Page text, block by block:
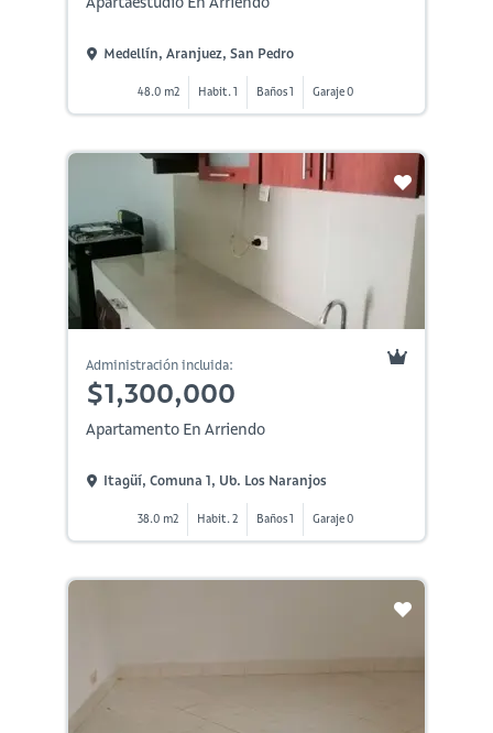
Medellín, Aranjuez, San Pedro
48.0 m2 Habit. 1 Baños 1 Garaje 0
Administración incluida:
$1,300,000
Apartamento En Arriendo
Itagüí, Comuna 1, Ub. Los Naranjos
38.0 m2 Habit. 2 Baños 1 Garaje 0